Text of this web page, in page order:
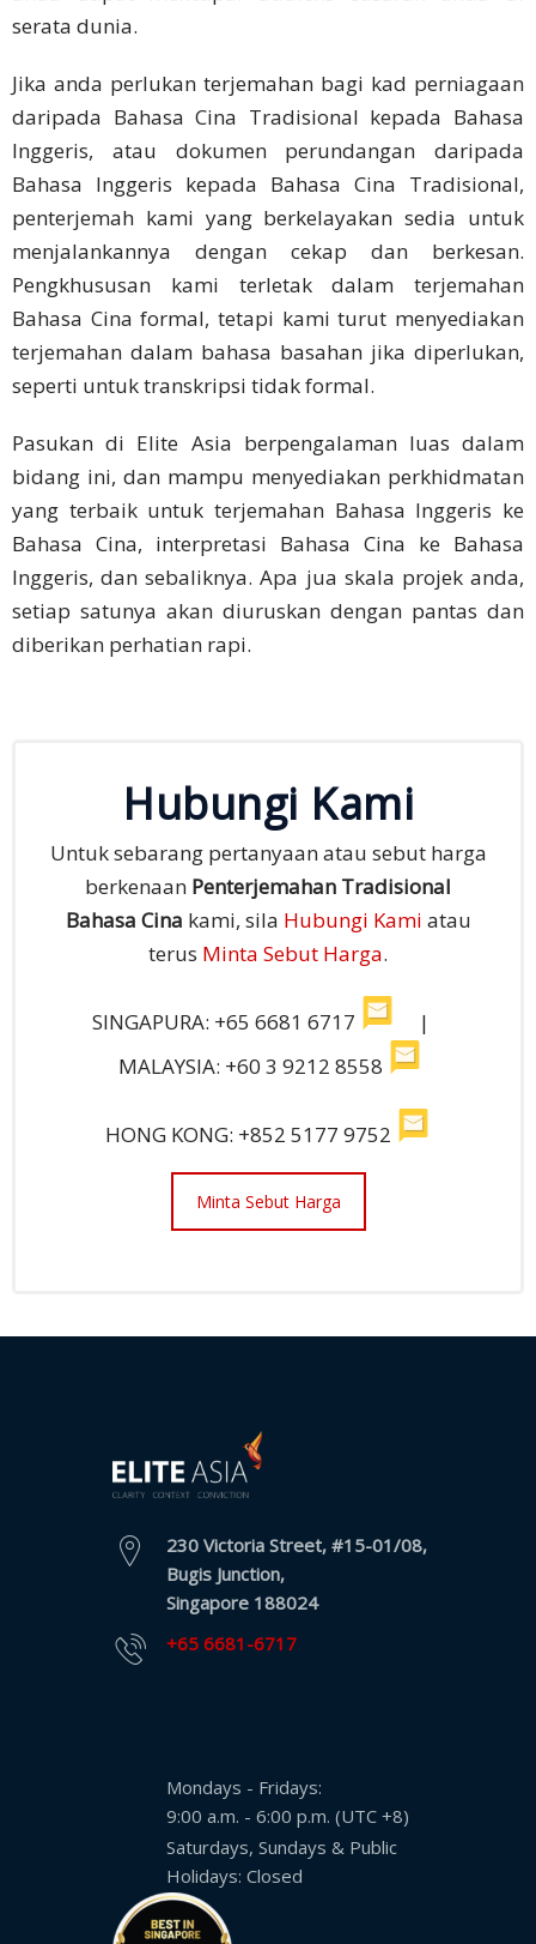
menyampaikan mesej anda dengan berkesan supaya
serata dunia.
Jika anda perlukan terjemahan bagi kad perniagaan
daripada Bahasa Cina Tradisional kepada Bahasa
Inggeris, atau dokumen perundangan daripada
Bahasa Inggeris kepada Bahasa Cina Tradisional,
penterjemah kami yang berkelayakan sedia untuk
menjalankannya dengan cekap dan berkesan.
Pengkhususan kami terletak dalam terjemahan
Bahasa Cina formal, tetapi kami turut menyediakan
seperti untuk transkripsi tidak formal.
Pasukan di Elite Asia berpengalaman luas dalam
bidang ini, dan mampu menyediakan perkhidmatan
yang terbaik untuk terjemahan Bahasa Inggeris ke
Bahasa Cina, interpretasi Bahasa Cina ke Bahasa
Inggeris, dan sebaliknya. Apa jua skala projek anda,
Hubungi Kami
Untuk sebarang pertanyaan atau sebut harga
berkenaanPenterjemahan Tradisional
terusMinta Sebut Harga.
SINGAPURA: +65 6681 6717
MALAYSIA: +60 3 9212 8558
HONG KONG: +852 5177 9752
230 Victoria Street, #15-01/08,
Bugis Junction,
Mondays - Fridays:
9:00 a.m. - 6:00 p.m. (UTC +8)
Saturdays, Sundays & Public
Holidays: Closed
Membuat
Perkhidmatan
Pematuhan
PDPA
Rujuk
Kami
Terma &
Perkhidmatan
Daya
Blog
Sumber
Daya
Sebut
Percuma